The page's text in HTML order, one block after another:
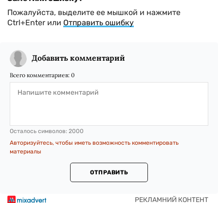
Пожалуйста, выделите ее мышкой и нажмите
Ctrl+Enter или Отправить ошибку
Добавить комментарий
Всего комментариев: 0
Осталось символов: 2000
Авторизуйтесь, чтобы иметь возможность комментировать
материалы
ОТПРАВИТЬ